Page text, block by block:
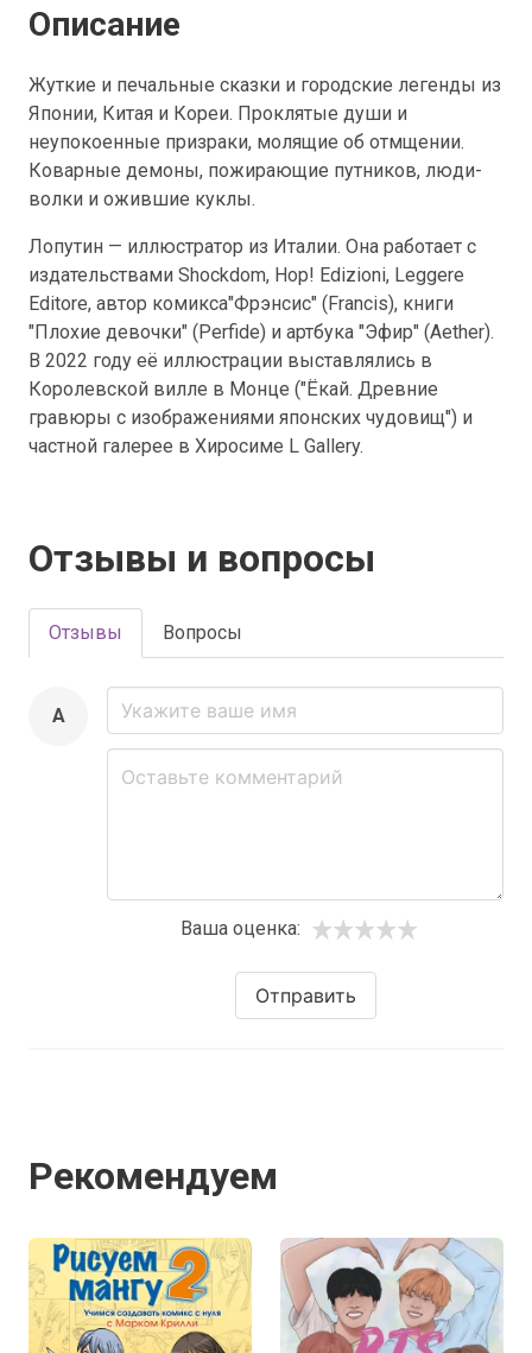
Описание
Жуткие и печальные сказки и городские легенды из
Японии, Китая и Кореи. Проклятые души и
неупокоенные призраки, молящие об отмщении.
Коварные демоны, пожирающие путников, люди-
волки и ожившие куклы.
Лопутин — иллюстратор из Италии. Она работает с
издательствами Shockdom, Hop! Edizioni, Leggere
Editore, автор комикса"Фрэнсис" (Francis), книги
"Плохие девочки" (Perfide) и артбука "Эфир" (Aether).
В 2022 году её иллюстрации выставлялись в
Королевской вилле в Монце ("Ёкай. Древние
гравюры с изображениями японских чудовищ") и
частной галерее в Хиросиме L Gallery.
Отзывы и вопросы
Отзывы Вопросы
A
Ваша оценка:
Отправить
Рекомендуем